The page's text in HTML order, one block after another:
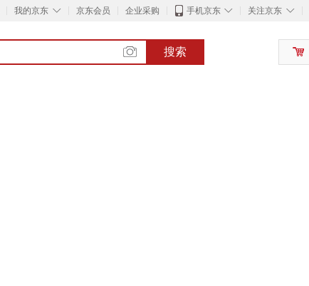
◇
我的京东 京东会员 企业采购 ◇
手机京东 ◇
关注京东
搜索